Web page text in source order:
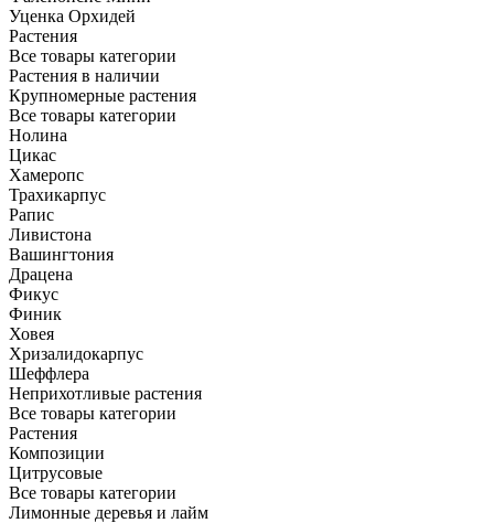
Уценка Орхидей
Растения
Все товары категории
Растения в наличии
Крупномерные растения
Все товары категории
Нолина
Цикас
Хамеропс
Трахикарпус
Рапис
Ливистона
Вашингтония
Драцена
Фикус
Финик
Ховея
Хризалидокарпус
Шеффлера
Неприхотливые растения
Все товары категории
Растения
Композиции
Цитрусовые
Все товары категории
Лимонные деревья и лайм